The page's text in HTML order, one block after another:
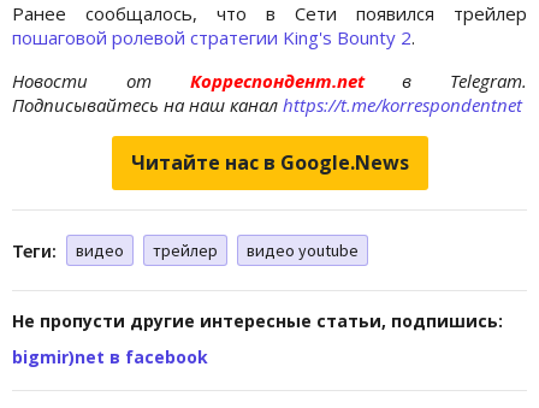
Ранее сообщалось, что в Сети появился трейлер
пошаговой ролевой стратегии King's Bounty 2.
Новости отКорреспондент.netв Telegram.
Подписывайтесь на наш канал https://t.me/korrespondentnet
Читайте нас в Google.News
Теги: видео трейлер видео youtube
Не пропусти другие интересные статьи, подпишись:
bigmir)net в facebook